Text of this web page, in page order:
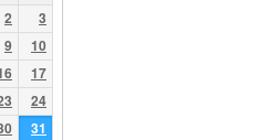
2
3
9
10
17
24
31